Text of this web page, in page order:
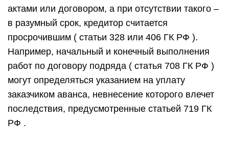
актами или договором, а при отсутствии такого –
в разумный срок, кредитор считается
просрочившим ( статьи 328 или 406 ГК РФ ).
Например, начальный и конечный выполнения
работ по договору подряда ( статья 708 ГК РФ )
могут определяться указанием на уплату
заказчиком аванса, невнесение которого влечет
последствия, предусмотренные статьей 719 ГК
РФ .